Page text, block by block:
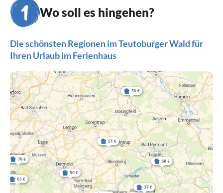
Wo soll es hingehen?
Die schönsten Regionen im Teutoburger Wald für
Ihren Urlaub im Ferienhaus